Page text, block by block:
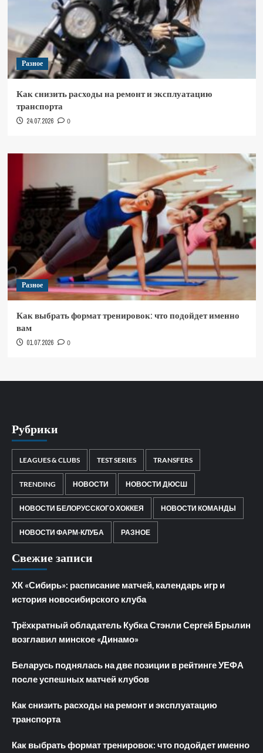
Разное
Как снизить расходы на ремонт и эксплуатацию
транспорта
24.07.2026 0
Разное
Как выбрать формат тренировок: что подойдет именно
вам
01.07.2026 0
Рубрики
LEAGUES & CLUBS TEST SERIES TRANSFERS
TRENDING НОВОСТИ НОВОСТИ ДЮСШ
НОВОСТИ БЕЛОРУССКОГО ХОККЕЯ НОВОСТИ КОМАНДЫ
НОВОСТИ ФАРМ-КЛУБА РАЗНОЕ
Свежие записи
ХК «Сибирь»: расписание матчей, календарь игр и
история новосибирского клуба
Трёхкратный обладатель Кубка Стэнли Сергей Брылин
возглавил минское «Динамо»
Беларусь поднялась на две позиции в рейтинге УЕФА
после успешных матчей клубов
Как снизить расходы на ремонт и эксплуатацию
транспорта
Как выбрать формат тренировок: что подойдет именно